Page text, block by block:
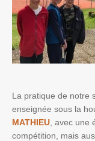
La pratique de notre
enseignée sous la
MATHIEU , avec
compétition, mais